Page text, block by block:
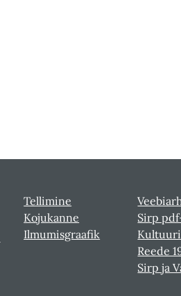
Tellimine
Kojukanne
Ilmumisgraafik
Sirp
Reede
Sirp ja